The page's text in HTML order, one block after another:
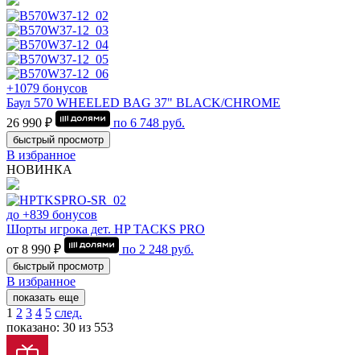
+1079 бонусов
Баул 570 WHEELED BAG 37" BLACK/CHROME
26 990 ₽
по 6 748 руб.
быстрый просмотр
В избранное
НОВИНКА
до +839 бонусов
Шорты игрока дет. HP TACKS PRO
от 8 990 ₽
по 2 248 руб.
быстрый просмотр
В избранное
показать еще
1 2 3 4 5 след.
показано: 30 из 553